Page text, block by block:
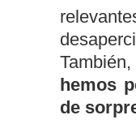
hemos
de